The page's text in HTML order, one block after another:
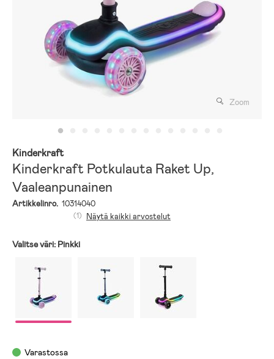
Zoom
Kinderkraft
Kinderkraft Potkulauta Raket Up,
Vaaleanpunainen
Artikkelinro. 10314040
(1) Näytä kaikki arvostelut
Valitse väri: Pinkki
Varastossa